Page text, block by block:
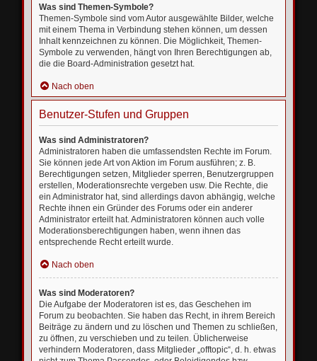
Was sind Themen-Symbole?
Themen-Symbole sind vom Autor ausgewählte Bilder, welche
mit einem Thema in Verbindung stehen können, um dessen
Inhalt kennzeichnen zu können. Die Möglichkeit, Themen-
Symbole zu verwenden, hängt von Ihren Berechtigungen ab,
die die Board-Administration gesetzt hat.
Nach oben
Benutzer-Stufen und Gruppen
Was sind Administratoren?
Administratoren haben die umfassendsten Rechte im Forum.
Sie können jede Art von Aktion im Forum ausführen; z. B.
Berechtigungen setzen, Mitglieder sperren, Benutzergruppen
erstellen, Moderationsrechte vergeben usw. Die Rechte, die
ein Administrator hat, sind allerdings davon abhängig, welche
Rechte ihnen ein Gründer des Forums oder ein anderer
Administrator erteilt hat. Administratoren können auch volle
Moderationsberechtigungen haben, wenn ihnen das
entsprechende Recht erteilt wurde.
Nach oben
Was sind Moderatoren?
Die Aufgabe der Moderatoren ist es, das Geschehen im
Forum zu beobachten. Sie haben das Recht, in ihrem Bereich
Beiträge zu ändern und zu löschen und Themen zu schließen,
zu öffnen, zu verschieben und zu teilen. Üblicherweise
verhindern Moderatoren, dass Mitglieder „offtopic“, d. h. etwas